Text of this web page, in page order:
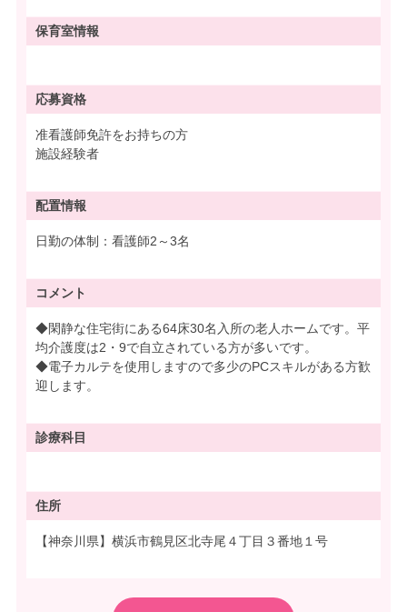
保育室情報
応募資格
准看護師免許をお持ちの方
施設経験者
配置情報
日勤の体制：看護師2～3名
コメント
◆閑静な住宅街にある64床30名入所の老人ホームです。平
均介護度は2・9で自立されている方が多いです。
◆電子カルテを使用しますので多少のPCスキルがある方歓
迎します。
診療科目
住所
【神奈川県】横浜市鶴見区北寺尾４丁目３番地１号